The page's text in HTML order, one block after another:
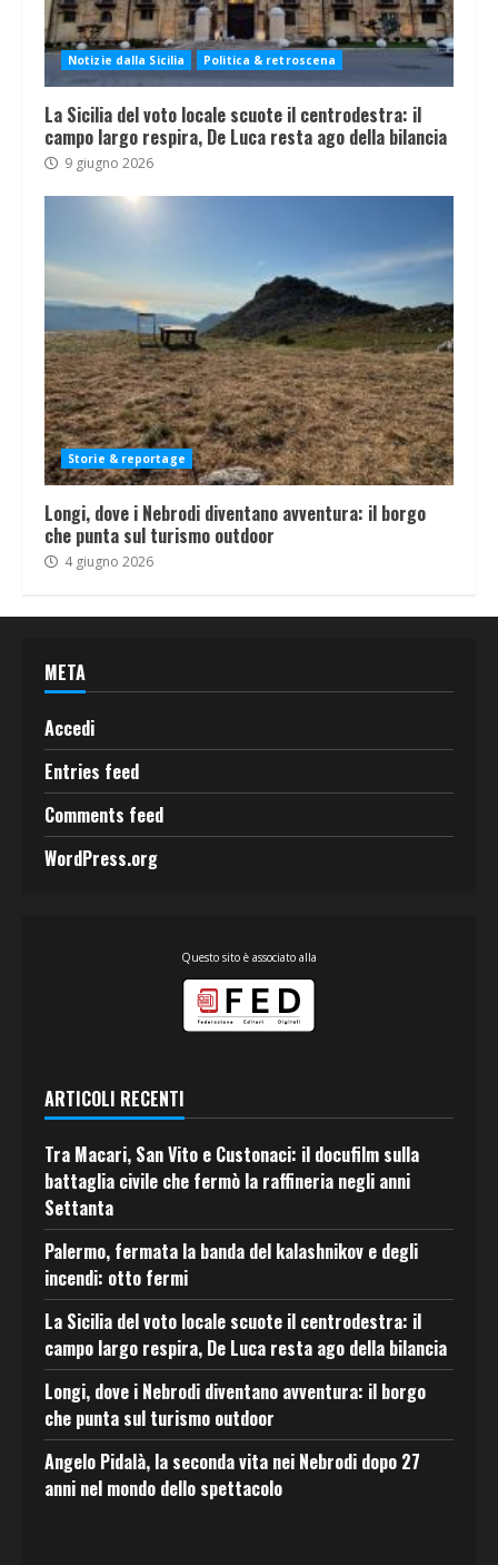
Notizie dalla Sicilia Politica & retroscena
La Sicilia del voto locale scuote il centrodestra: il
campo largo respira, De Luca resta ago della bilancia
9 giugno 2026
Storie & reportage
Longi, dove i Nebrodi diventano avventura: il borgo
che punta sul turismo outdoor
4 giugno 2026
META
Accedi
Entries feed
Comments feed
WordPress.org
Questo sito è associato alla
ARTICOLI RECENTI
Tra Macari, San Vito e Custonaci: il docufilm sulla
battaglia civile che fermò la raffineria negli anni
Settanta
Palermo, fermata la banda del kalashnikov e degli
incendi: otto fermi
La Sicilia del voto locale scuote il centrodestra: il
campo largo respira, De Luca resta ago della bilancia
Longi, dove i Nebrodi diventano avventura: il borgo
che punta sul turismo outdoor
Angelo Pidalà, la seconda vita nei Nebrodi dopo 27
anni nel mondo dello spettacolo